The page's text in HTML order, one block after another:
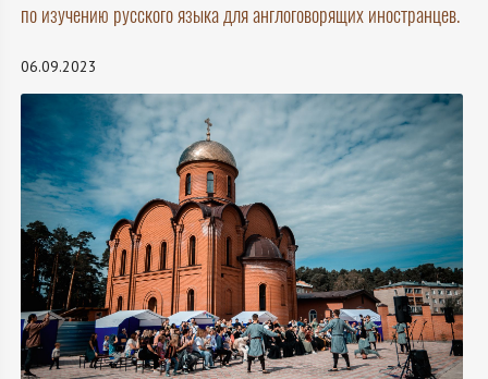
по изучению русского языка для англоговорящих иностранцев.
06.09.2023